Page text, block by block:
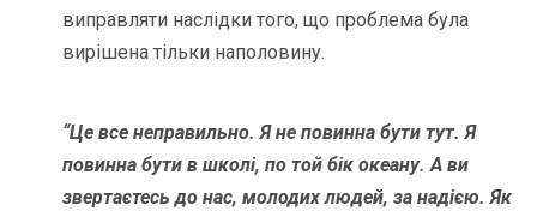
виправляти наслідки того, що проблема була
вирішена тільки наполовину.
“Це все неправильно. Я не повинна бути тут. Я
повинна бути в школі, по той бік океану. А ви
звертаєтесь до нас, молодих людей, за надією. Як